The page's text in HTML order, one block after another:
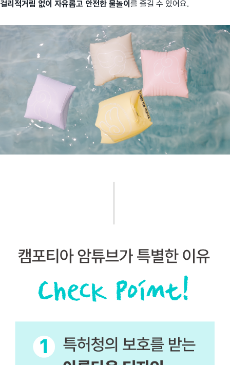
걸리적거림 없이 자유롭고 안전한 물놀이 를 즐길 수 있어요.